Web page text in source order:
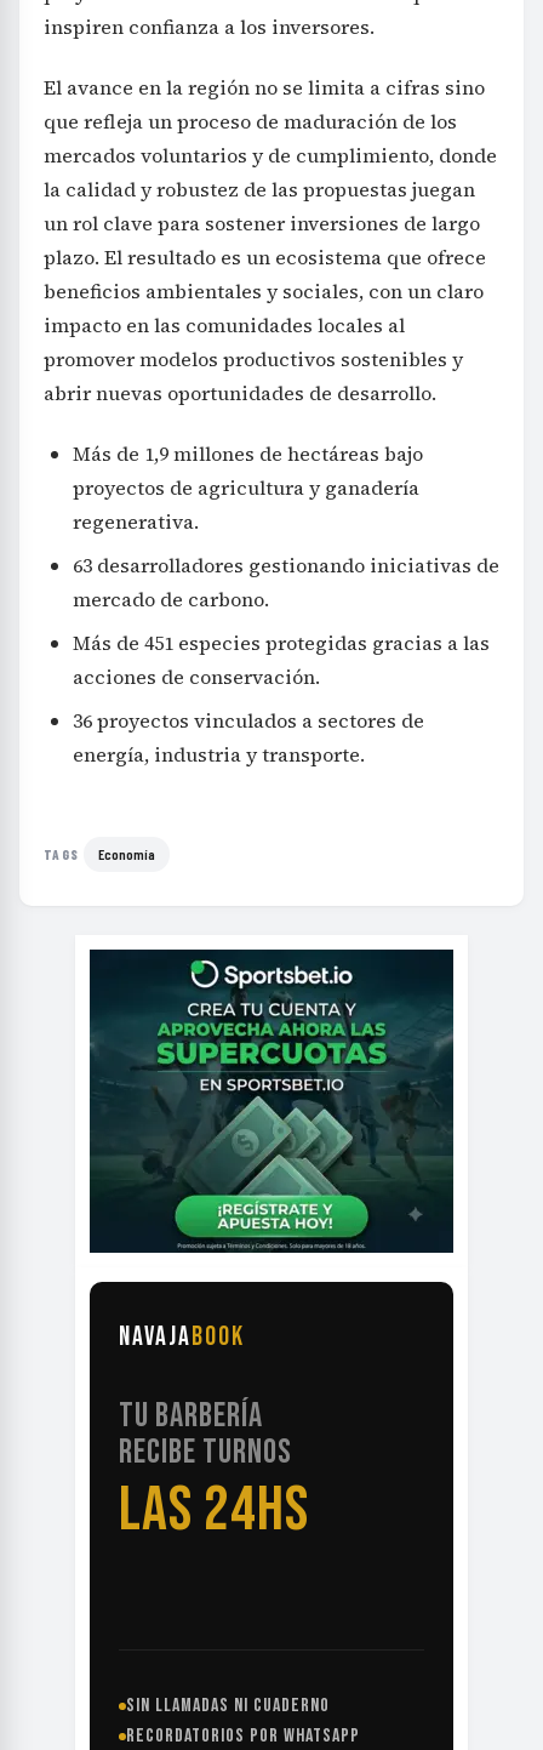
inspiren confianza a los inversores.
El avance en la región no se limita a cifras sino
que refleja un proceso de maduración de los
mercados voluntarios y de cumplimiento, donde
la calidad y robustez de las propuestas juegan
un rol clave para sostener inversiones de largo
plazo. El resultado es un ecosistema que ofrece
beneficios ambientales y sociales, con un claro
impacto en las comunidades locales al
promover modelos productivos sostenibles y
abrir nuevas oportunidades de desarrollo.
Más de 1,9 millones de hectáreas bajo
proyectos de agricultura y ganadería
regenerativa.
63 desarrolladores gestionando iniciativas de
mercado de carbono.
Más de 451 especies protegidas gracias a las
acciones de conservación.
36 proyectos vinculados a sectores de
energía, industria y transporte.
TAGS Economía
NAVAJABOOK
TU BARBERÍA
RECIBE TURNOS
LAS 24HS
SIN LLAMADAS NI CUADERNO
RECORDATORIOS POR WHATSAPP